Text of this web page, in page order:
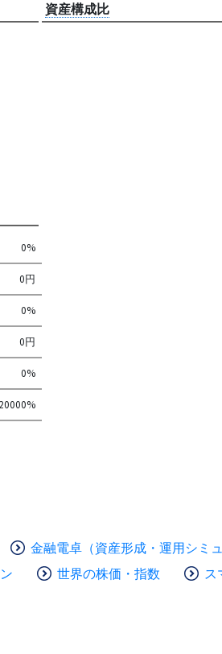
資産構成比
0%
0円
0%
0円
0%
金融電卓（資産形成・運用シミ
世界の株価・指数 ス